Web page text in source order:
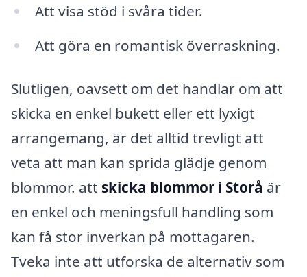
Att visa stöd i svåra tider.
Att göra en romantisk överraskning.
Slutligen, oavsett om det handlar om att
skicka en enkel bukett eller ett lyxigt
arrangemang, är det alltid trevligt att
veta att man kan sprida glädje genom
blommor. att skicka blommor i Storå är
en enkel och meningsfull handling som
kan få stor inverkan på mottagaren.
Tveka inte att utforska de alternativ som